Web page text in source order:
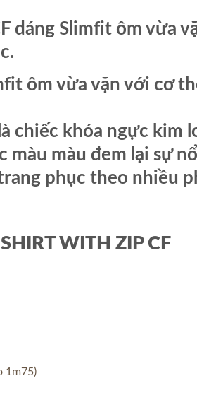
dáng Slimfit ôm vừa
ôm vừa vặn với cơ
chiếc khóa ngực kim
màu màu đem lại sự
phục theo nhiều
WITH ZIP CF
1m75)